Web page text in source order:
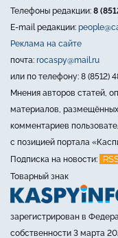
Телефоны редакции: 8
E-mail редакции:
Реклама на сайте
почта: rocaspy@mail.ru
или по телефону: 8 (8512)
Мнения авторов статей,
материалов,
комментариев
с позицией портала
Подписка на новости:
Товарный знак
зарегистрирован в
собственности 3 марта